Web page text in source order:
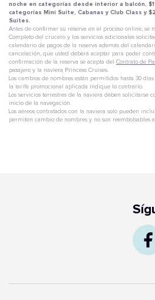
noche en categorías desde interior a balcón,
categorías Mini Suite, Cabanas y Club Class y
Suites.
Antes de confirmar su reserva en el proceso online, se
Completo del crucero y los servicios adicionales
calendario de pagos de la reserva además del
cancelación, que usted deberá aceptar para poder
confirmación de la reserva se acepta del Contrato de
pasajero y la naviera Princess Cruises.
Los cambios de nombres están permitidos hasta 30
la tarifa promocional aplicada indique lo contrario.
Los servicios terrestres de la naviera deben solicitarse
inicio de la navegación.
Los aéreos contratados con la naviera solo pueden
permiten cambio de nombres y no son reembolsables